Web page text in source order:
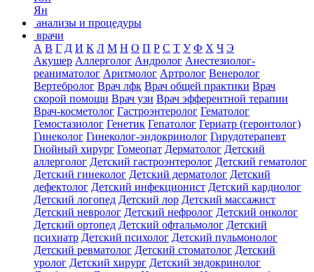
Ян
анализы и процедуры
врачи
А В Г Д И К Л М Н О П Р С Т У Ф Х Ч Э
Акушер Аллерголог Андролог Анестезиолог-
реаниматолог Аритмолог Артролог Венеролог
Вертебролог Врач лфк Врач общей практики Врач
скорой помощи Врач узи Врач эфферентной терапии
Врач-косметолог Гастроэнтеролог Гематолог
Гемостазиолог Генетик Гепатолог Гериатр (геронтолог)
Гинеколог Гинеколог-эндокринолог Гирудотерапевт
Гнойный хирург Гомеопат Дерматолог Детский
аллерголог Детский гастроэнтеролог Детский гематолог
Детский гинеколог Детский дерматолог Детский
дефектолог Детский инфекционист Детский кардиолог
Детский логопед Детский лор Детский массажист
Детский невролог Детский нефролог Детский онколог
Детский ортопед Детский офтальмолог Детский
психиатр Детский психолог Детский пульмонолог
Детский ревматолог Детский стоматолог Детский
уролог Детский хирург Детский эндокринолог